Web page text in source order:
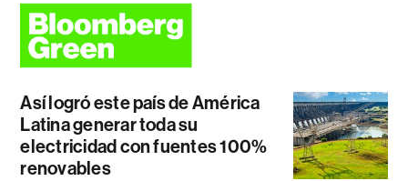
Así logró este país de América
Latina generar toda su
electricidad con fuentes 100%
renovables